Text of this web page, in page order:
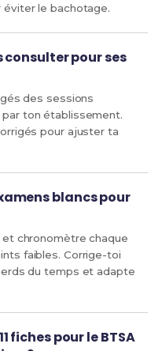
le bachotage.
consulter pour ses
des sessions
ton établissement.
pour ajuster ta
blancs pour
chronomètre chaque
faibles. Corrige-toi
du temps et adapte
fiches pour le BTSA